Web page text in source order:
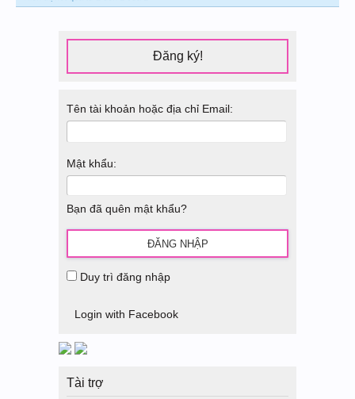
Đăng ký!
Tên tài khoản hoặc địa chỉ Email:
Mật khẩu:
Bạn đã quên mật khẩu?
Duy trì đăng nhập
Login with Facebook
Tài trợ